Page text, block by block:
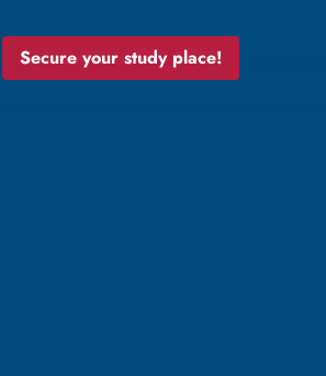
Secure your study place!